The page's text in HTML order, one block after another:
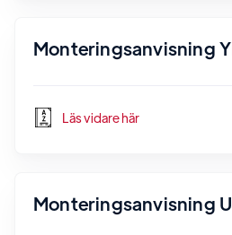
Monteringsanvisning
Läs vidare här
Monteringsanvisning